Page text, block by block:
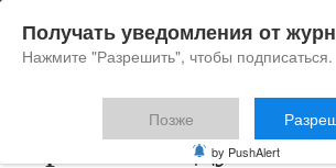
Ирина Ролдугина
Получать уведомления от
Нажмите "Разрешить", чтобы подписаться.
Позже
by PushAlert